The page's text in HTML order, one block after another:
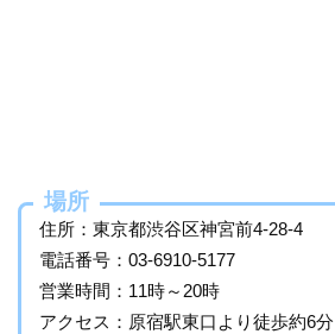
場所
住所：東京都渋谷区神宮前4-28-4
電話番号：03-6910-5177
営業時間：11時～20時
アクセス：原宿駅東口より徒歩約6分